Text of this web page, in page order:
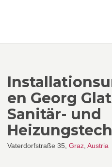
en Georg
Sanitär- und
Vaterdorfstraße 35, Graz Austria